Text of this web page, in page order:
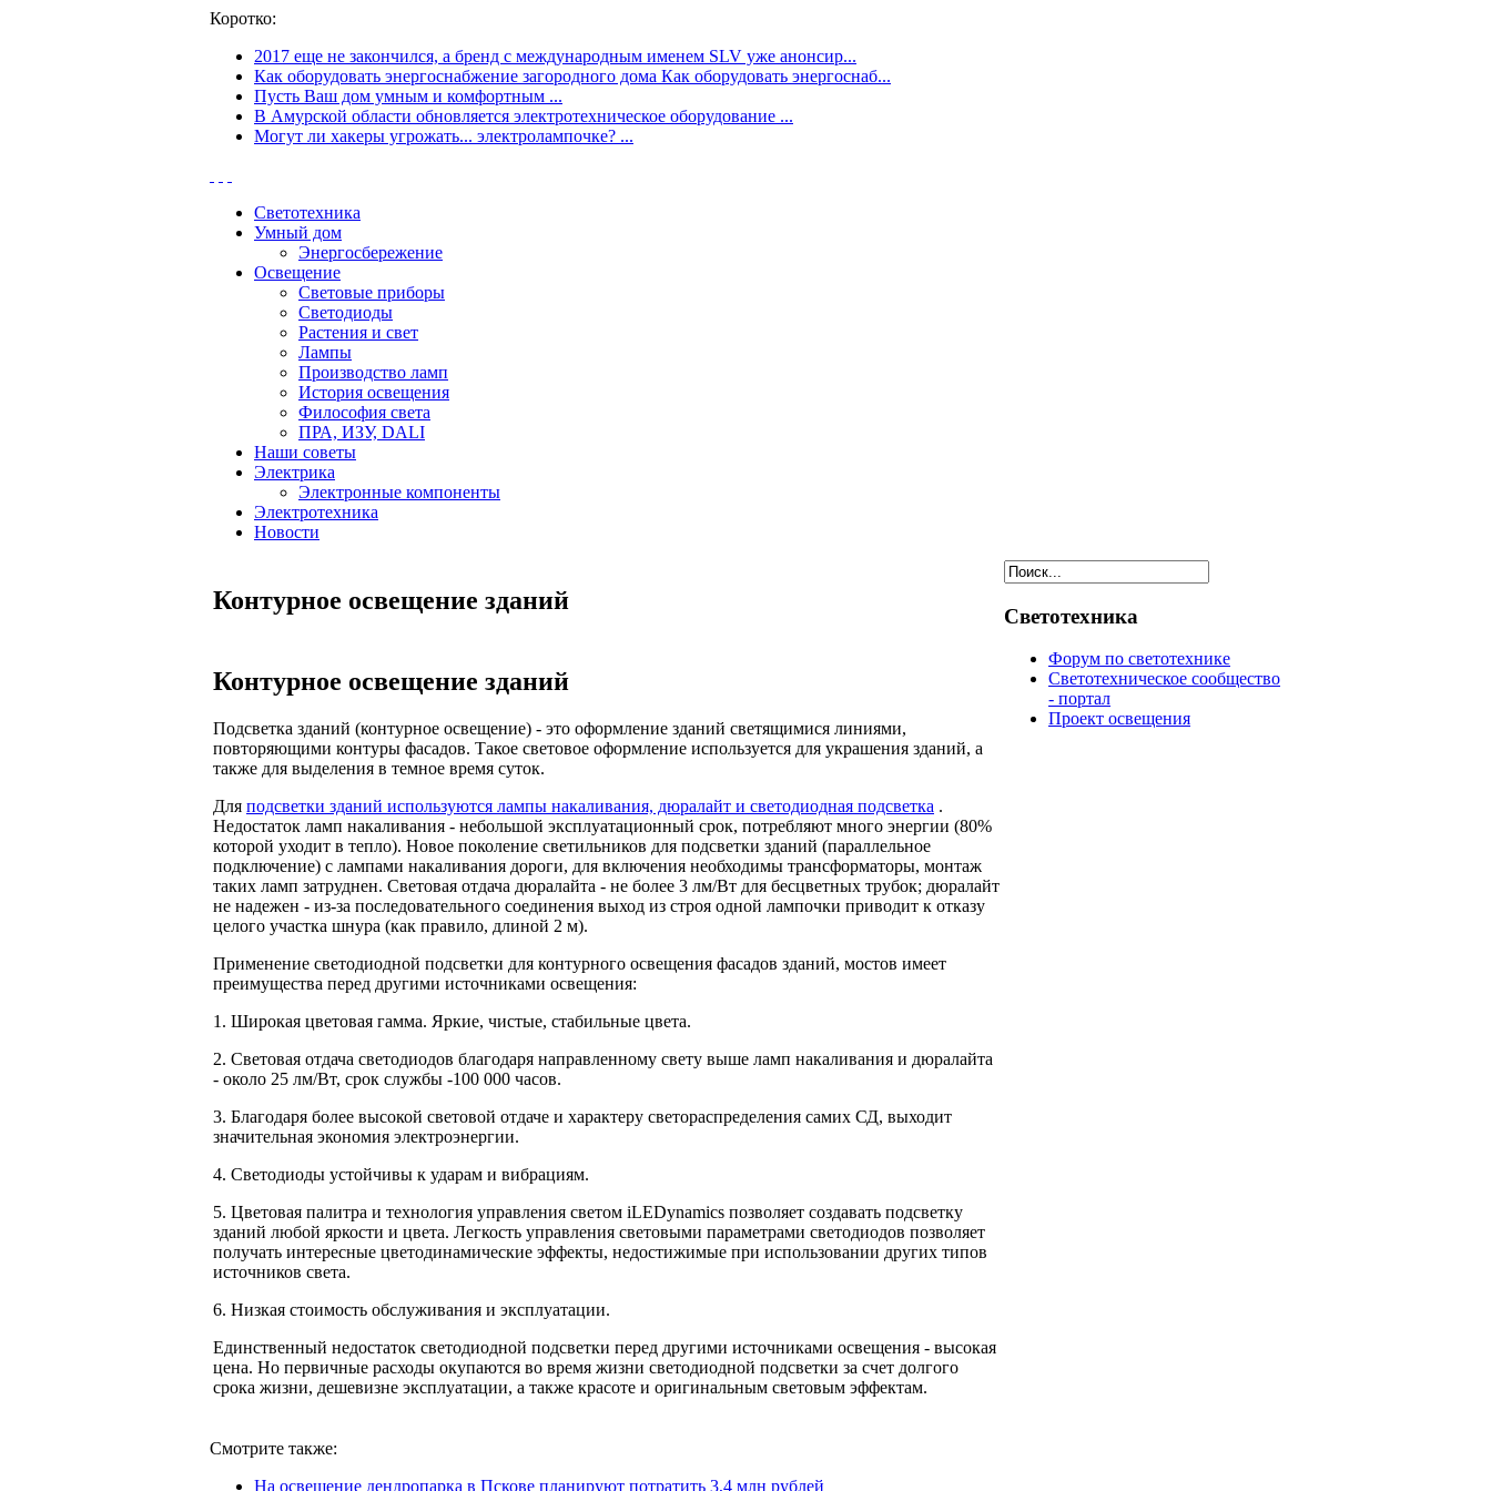
Коротко:
2017 еще не закончился, а бренд с международным именем SLV уже анонсир...
Как оборудовать энергоснабжение загородного дома Как оборудовать энергоснаб...
Пусть Ваш дом умным и комфортным ...
В Амурской области обновляется электротехническое оборудование ...
Могут ли хакеры угрожать... электролампочке? ...
Светотехника
Умный дом
Энергосбережение
Освещение
Световые приборы
Светодиоды
Растения и свет
Лампы
Производство ламп
История освещения
Философия света
ПРА, ИЗУ, DALI
Наши советы
Электрика
Электронные компоненты
Электротехника
Новости
Контурное освещение зданий
Контурное освещение зданий
Подсветка зданий (контурное освещение) - это оформление зданий светящимися линиями,
повторяющими контуры фасадов. Такое световое оформление используется для украшения зданий, а
также для выделения в темное время суток.
Для подсветки зданий используются лампы накаливания, дюралайт и светодиодная подсветка .
Недостаток ламп накаливания - небольшой эксплуатационный срок, потребляют много энергии (80%
которой уходит в тепло). Новое поколение светильников для подсветки зданий (параллельное
подключение) с лампами накаливания дороги, для включения необходимы трансформаторы, монтаж
таких ламп затруднен. Световая отдача дюралайта - не более 3 лм/Вт для бесцветных трубок; дюралайт
не надежен - из-за последовательного соединения выход из строя одной лампочки приводит к отказу
целого участка шнура (как правило, длиной 2 м).
Применение светодиодной подсветки для контурного освещения фасадов зданий, мостов имеет
преимущества перед другими источниками освещения:
1. Широкая цветовая гамма. Яркие, чистые, стабильные цвета.
2. Световая отдача светодиодов благодаря направленному свету выше ламп накаливания и дюралайта
- около 25 лм/Вт, срок службы -100 000 часов.
3. Благодаря более высокой световой отдаче и характеру светораспределения самих СД, выходит
значительная экономия электроэнергии.
4. Светодиоды устойчивы к ударам и вибрациям.
5. Цветовая палитра и технология управления светом iLEDynamics позволяет создавать подсветку
зданий любой яркости и цвета. Легкость управления световыми параметрами светодиодов позволяет
получать интересные цветодинамические эффекты, недостижимые при использовании других типов
источников света.
6. Низкая стоимость обслуживания и эксплуатации.
Единственный недостаток светодиодной подсветки перед другими источниками освещения - высокая
цена. Но первичные расходы окупаются во время жизни светодиодной подсветки за счет долгого
срока жизни, дешевизне эксплуатации, а также красоте и оригинальным световым эффектам.
Смотрите также:
На освещение дендропарка в Пскове планируют потратить 3,4 млн рублей
Светотехника
Форум по светотехнике
Светотехническое сообщество
- портал
Проект освещения